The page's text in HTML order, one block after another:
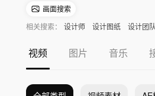
画面搜索
相关搜索：
设计师 设计图纸 设计团队
视频 图片 音乐